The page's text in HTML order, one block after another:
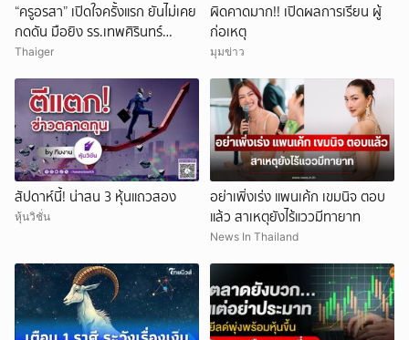
“ครูอรสา” เปิดใจครั้งแรก ยันไม่เคย
กดดัน มือยิง รร.เทพศิรินทร์
นนทบุรี
Thaiger
ผิดคาดมาก!! เปิดผลการเรียน ผู้
ก่อเหตุ
มุมข่าว
สัปดาห์นี้! น่าสน 3 หุ้นแถวสอง
หุ้นวิชั่น
อย่าเพิ่งเร่ง แพนเค้ก เขมนิจ ตอบ
แล้ว สาเหตุยังไร้แววมีทายาท
News In Thailand